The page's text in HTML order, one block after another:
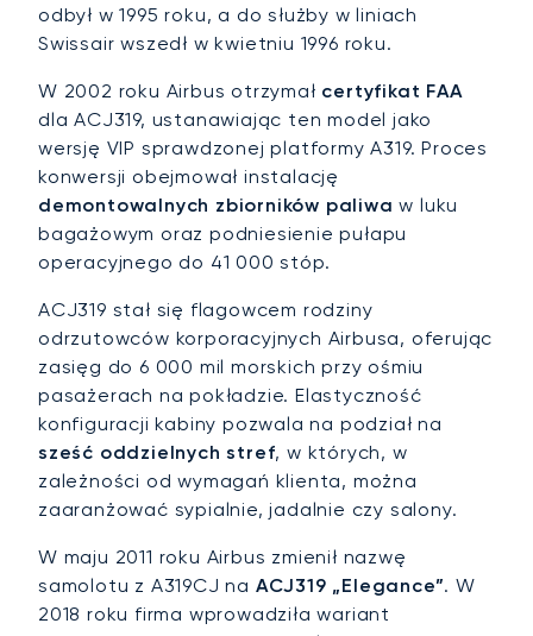
odbył w 1995 roku, a do służby w liniach
Swissair wszedł w kwietniu 1996 roku.
W 2002 roku Airbus otrzymał certyfikat FAA
dla ACJ319, ustanawiając ten model jako
wersję VIP sprawdzonej platformy A319. Proces
konwersji obejmował instalację
demontowalnych zbiorników paliwa w luku
bagażowym oraz podniesienie pułapu
operacyjnego do 41 000 stóp.
ACJ319 stał się flagowcem rodziny
odrzutowców korporacyjnych Airbusa, oferując
zasięg do 6 000 mil morskich przy ośmiu
pasażerach na pokładzie. Elastyczność
konfiguracji kabiny pozwala na podział na
sześć oddzielnych stref, w których, w
zależności od wymagań klienta, można
zaaranżować sypialnie, jadalnie czy salony.
W maju 2011 roku Airbus zmienił nazwę
samolotu z A319CJ na ACJ319 „Elegance”. W
2018 roku firma wprowadziła wariant